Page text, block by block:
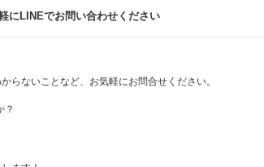
にLINEでお問い合わせください
らないことなど、お気軽にお問合せください。
？